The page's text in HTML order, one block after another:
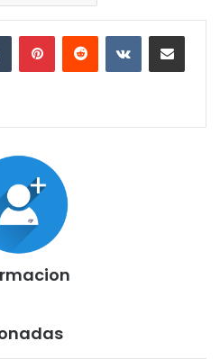
Tumblr PinterestReddit VKontakteCompartir por